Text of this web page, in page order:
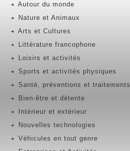
Autour du monde
Nature et Animaux
Arts et Cultures
Littérature francophone
Loisirs et activités
Sports et activités physiques
Santé, préventions et traitements
Bien-être et détente
Intérieur et extérieur
Nouvelles technologies
Véhicules en tout genre